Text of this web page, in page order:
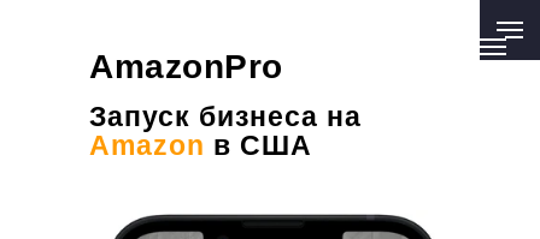
AmazonPro
Запуск бизнеса на
Amazon в США